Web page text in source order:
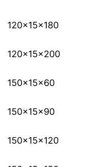
120x15x180
120x15x200
150x15x60
150x15x90
150x15x120